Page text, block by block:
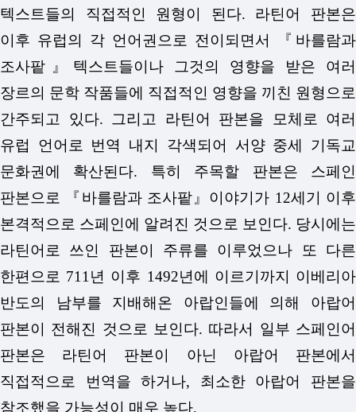
텍스트들의 직접적인 원형이 된다. 라틴어 판본은
이후 유럽의 각 언어권으로 전이되면서 『바를람과
조사팥』텍스트들이나 그것의 영향을 받은 여러
장르의 문학 작품들에 직접적인 영향을 끼친 원형으로
간주되고 있다. 그리고 라틴어 판본을 모체로 여러
유럽 언어로 번역 내지 각색되어 서양 중세 기독교
문화권에 확산된다. 특히 주목할 판본은 스페인
판본으로 『바를람과 조사팥』이야기가 12세기 이후
본격적으로 스페인에 알려진 것으로 보인다. 당시에는
라틴어로 쓰인 판본이 주류를 이루었으나 또 다른
한편으로 711년 이후 1492년에 이르기까지 이베리아
반도의 남부를 지배해온 아랍인들에 의해 아랍어
판본이 전해진 것으로 보인다. 따라서 일부 스페인어
판본은 라틴어 판본이 아닌 아랍어 판본에서
직접적으로 번역을 하거나, 최소한 아랍어 판본을
참조했을 가능성이 매우 높다.